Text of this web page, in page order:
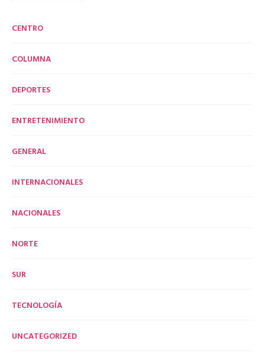
CENTRO
COLUMNA
DEPORTES
ENTRETENIMIENTO
GENERAL
INTERNACIONALES
NACIONALES
NORTE
SUR
TECNOLOGÍA
UNCATEGORIZED